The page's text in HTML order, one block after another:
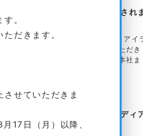
月号にアイランデクスが掲載され
くおか経済」2026年6月号にて、アイ
のインタビュー記事を掲載していただき
ふくおか経済のご担当者様に福岡本社ま
の「島箱」が海外デザインメディ
されました
。
だきます。
せていただきま
17日（月）以降、